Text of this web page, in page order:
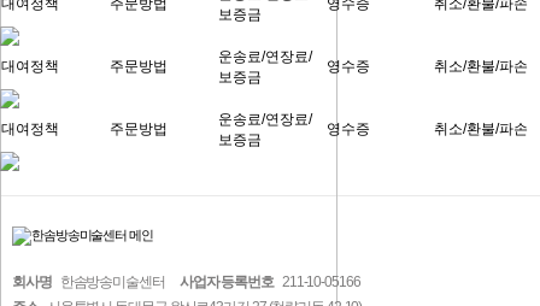
대여정책 주문방법
보증금
영수증 취소/환불/파손
대여정책 주문방법
운송료/연장료/
보증금
영수증 취소/환불/파손
대여정책 주문방법
운송료/연장료/
보증금
영수증 취소/환불/파손
회사명 한솜방송미술센터 사업자 등록번호 211-10-05166